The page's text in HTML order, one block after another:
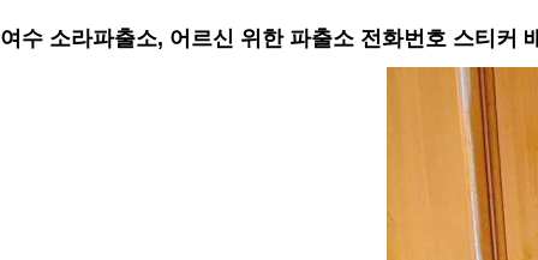
여수 소라파출소, 어르신 위한 파출소 전화번호 스티커